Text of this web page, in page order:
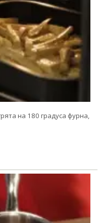
на 180 градуса фурна,